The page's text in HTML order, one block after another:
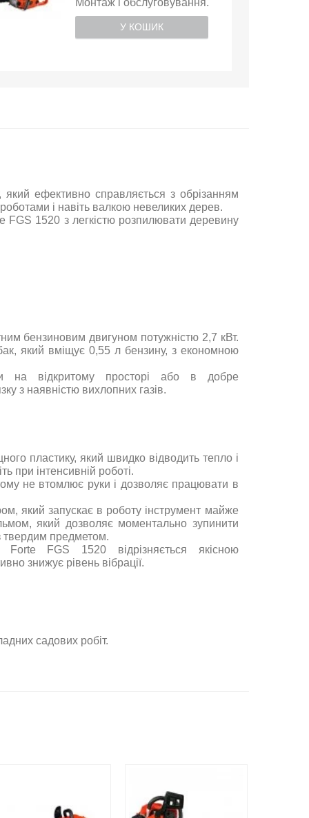
Монтаж і обслуговування.
У КОШИК
ефективно справляється з обрізанням
і навіть валкою невеликих дерев.
1520 з легкістю розпилювати деревину
бензиновим двигуном потужністю 2,7 кВт.
який вміщує 0,55 л бензину, з економною
на відкритому просторі або в добре
з наявністю вихлопних газів.
пластику, який швидко відводить тепло і
при інтенсивній роботі.
не втомлює руки і дозволяє працювати в
який запускає в роботу інструмент майже
який дозволяє моментально зупинити
твердим предметом.
Forte FGS 1520 відрізняється якісною
знижує рівень вібрації.
садових робіт.